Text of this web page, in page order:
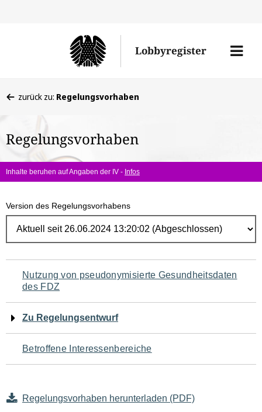
Lobbyregister
Menü
befinden
hier:
zurück zu: Regelungsvorhaben
Regelungsvorhaben
Inhalte beruhen auf Angaben der IV - Infos
Version des Regelungsvorhabens
Navigation
für
den
Seiteninhalt
Nutzung von pseudonymisierte Gesundheitsdaten
des FDZ
Zu Regelungsentwurf
Betroffene Interessenbereiche
Regelungsvorhaben herunterladen (PDF)